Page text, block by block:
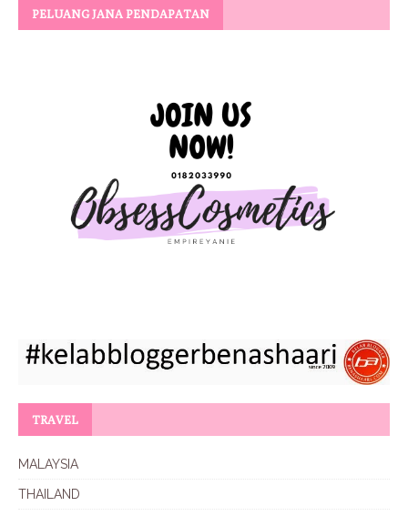
PELUANG JANA PENDAPATAN
TRAVEL
MALAYSIA
THAILAND